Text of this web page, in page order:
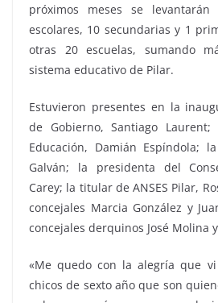
próximos meses se levantarán
escolares, 10 secundarias y 1
otras 20 escuelas, sumando
sistema educativo de Pilar.
Estuvieron presentes en la
de Gobierno, Santiago
Educación, Damián Espíndola;
Galván; la presidenta del
Carey; la titular de ANSES Pilar,
concejales Marcia González y
concejales derquinos José Molina
«Me quedo con la alegría que
chicos de sexto año que son